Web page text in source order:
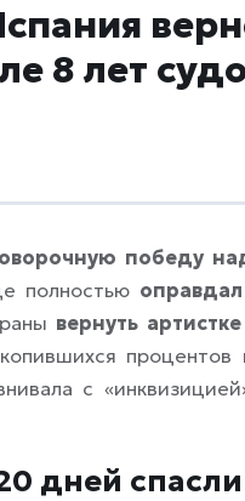
8 лет
победу
полностью
вернуть
с
дней